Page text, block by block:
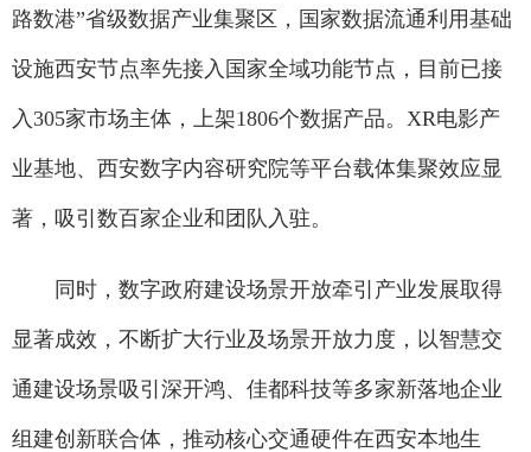
路数港”省级数据产业集聚区，国家数据流通利用基础
设施西安节点率先接入国家全域功能节点，目前已接
入305家市场主体，上架1806个数据产品。XR电影产
业基地、西安数字内容研究院等平台载体集聚效应显
著，吸引数百家企业和团队入驻。
同时，数字政府建设场景开放牵引产业发展取得
显著成效，不断扩大行业及场景开放力度，以智慧交
通建设场景吸引深开鸿、佳都科技等多家新落地企业
组建创新联合体，推动核心交通硬件在西安本地生